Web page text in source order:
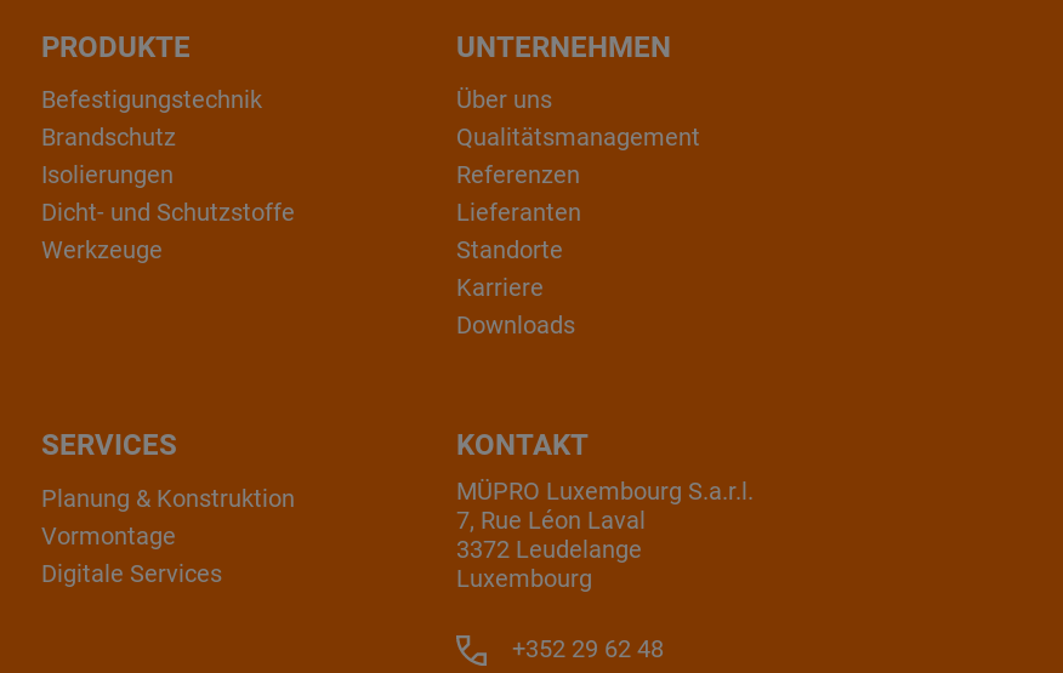
PRODUKTE
Befestigungstechnik
Brandschutz
Isolierungen
Dicht- und Schutzstoffe
Werkzeuge
UNTERNEHMEN
Über uns
Qualitätsmanagement
Referenzen
Lieferanten
Standorte
Karriere
Downloads
KONTAKT
MÜPRO Luxembourg S.a.r.l.
7, Rue Léon Laval
3372 Leudelange
Luxembourg
+352 29 62 48
SERVICES
Planung & Konstruktion
Vormontage
Digitale Services